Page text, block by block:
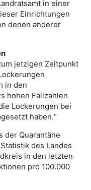
in einer
Einrichtungen
denen anderer
jetzigen Zeitpunkt
in den
hohen Fallzahlen
Lockerungen bei
haben.“
der Quarantäne
des Landes
in den letzten
pro 100.000